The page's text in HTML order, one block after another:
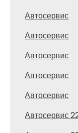
Автосервис
Автосервис
Автосервис
Автосервис
Автосервис
Автосервис